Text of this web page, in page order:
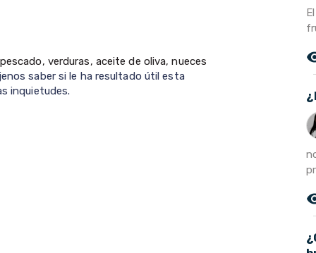
verduras, aceite de oliva, nueces
saber si le ha resultado útil esta
inquietudes.